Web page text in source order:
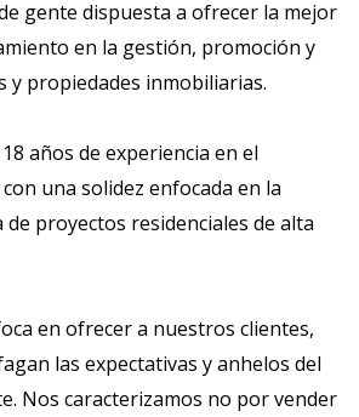
gente dispuesta a ofrecer la mejor
en la gestión, promoción y
y propiedades inmobiliarias.
años de experiencia en el
una solidez enfocada en la
proyectos residenciales de alta
en ofrecer a nuestros clientes,
las expectativas y anhelos del
Nos caracterizamos no por vender